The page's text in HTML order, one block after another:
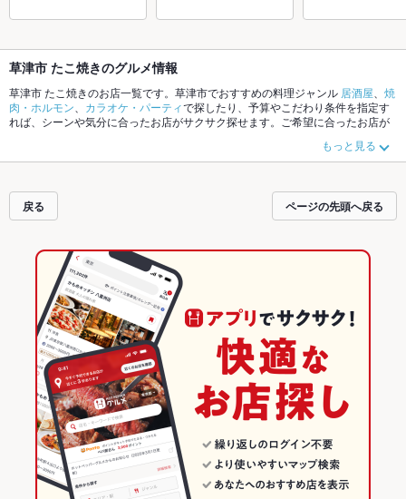
草津市 たこ焼きのグルメ情報
草津市 たこ焼きのお店一覧です。草津市でおすすめの料理ジャンル 居酒屋
焼
肉・ホルモン
カラオケ・パーティで探したり、予算やこだわり条件を指定す
れば、シーンや気分に合ったお店がサクサク探せます。ご希望に合ったお店が
い。ホットペッパーグルメなら、お得なクーポンはもちろん、こだわりメニュ
ーからあげ、お茶漬け、馬刺しや季節のおすすめ料理など、お店の最新情報を
拡大中です。友達どうしの飲み会にも、会社の宴会にも、デートやパーティー
にもお得に便利にホットペッパーグルメをご利用ください。
もっと見る
戻る ページの先頭へ戻る